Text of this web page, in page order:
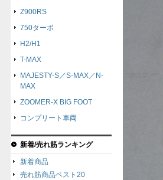
Z900RS
750ターボ
H2/H1
T-MAX
MAJESTY-S／S-MAX／N-
MAX
ZOOMER-X BIG FOOT
コンプリート車両
新着/売れ筋ランキング
新着商品
売れ筋商品ベスト20